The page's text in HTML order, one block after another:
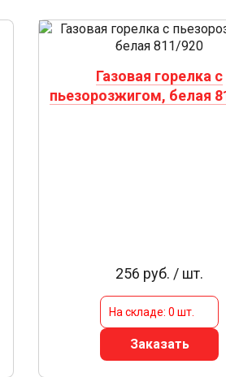
Газовая горелка с
пьезорозжигом, белая
256 руб. / шт.
На складе: 0 шт.
Заказать